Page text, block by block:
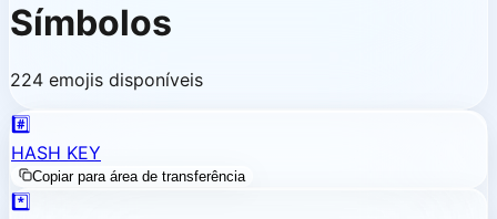
Símbolos
224 emojis disponíveis
#️⃣
HASH KEY
Copiar para área de transferência
*️⃣